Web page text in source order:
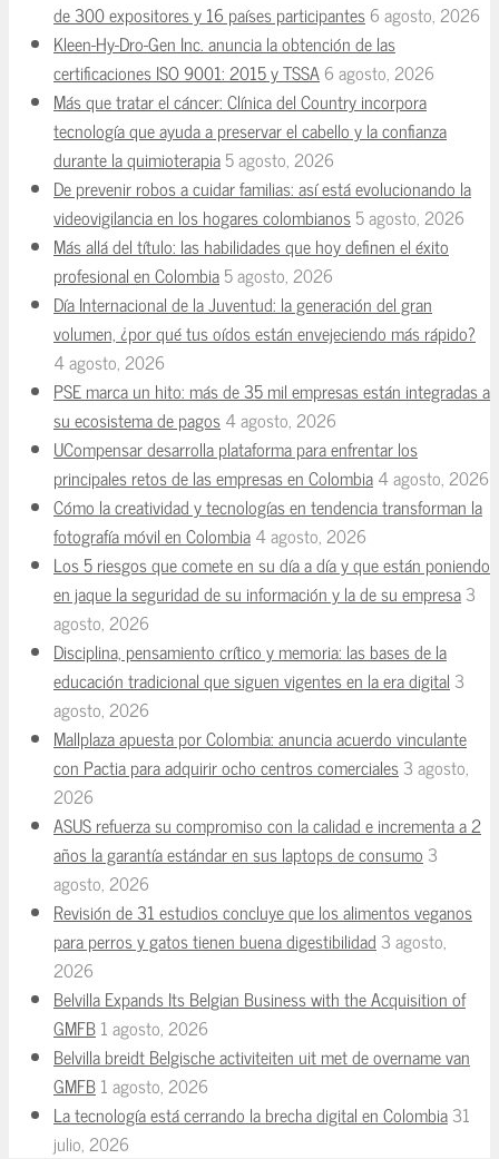
de 300 expositores y 16 países participantes6 agosto, 2026
Kleen-Hy-Dro-Gen Inc. anuncia la obtención de las
certificaciones ISO 9001: 2015 y TSSA6 agosto, 2026
Más que tratar el cáncer: Clínica del Country incorpora
tecnología que ayuda a preservar el cabello y la confianza
durante la quimioterapia5 agosto, 2026
De prevenir robos a cuidar familias: así está evolucionando la
videovigilancia en los hogares colombianos5 agosto, 2026
Más allá del título: las habilidades que hoy definen el éxito
profesional en Colombia5 agosto, 2026
Día Internacional de la Juventud: la generación del gran
volumen, ¿por qué tus oídos están envejeciendo más rápido?
4 agosto, 2026
PSE marca un hito: más de 35 mil empresas están integradas a
su ecosistema de pagos4 agosto, 2026
UCompensar desarrolla plataforma para enfrentar los
principales retos de las empresas en Colombia4 agosto, 2026
Cómo la creatividad y tecnologías en tendencia transforman la
fotografía móvil en Colombia4 agosto, 2026
Los 5 riesgos que comete en su día a día y que están poniendo
en jaque la seguridad de su información y la de su empresa3
agosto, 2026
Disciplina, pensamiento crítico y memoria: las bases de la
educación tradicional que siguen vigentes en la era digital 3
agosto, 2026
Mallplaza apuesta por Colombia: anuncia acuerdo vinculante
con Pactia para adquirir ocho centros comerciales3 agosto,
2026
ASUS refuerza su compromiso con la calidad e incrementa a 2
años la garantía estándar en sus laptops de consumo 3
agosto, 2026
Revisión de 31 estudios concluye que los alimentos veganos
para perros y gatos tienen buena digestibilidad 3 agosto,
2026
Belvilla Expands Its Belgian Business with the Acquisition of
GMFB1 agosto, 2026
Belvilla breidt Belgische activiteiten uit met de overname van
GMFB1 agosto, 2026
La tecnología está cerrando la brecha digital en Colombia31
julio, 2026